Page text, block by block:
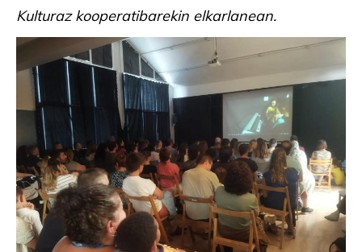
Kulturaz kooperatibarekin elkarlanean.